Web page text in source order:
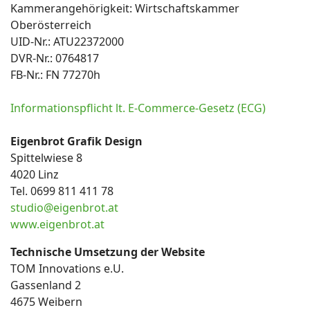
Kammerangehörigkeit: Wirtschaftskammer
Oberösterreich
UID-Nr.: ATU22372000
DVR-Nr.: 0764817
FB-Nr.: FN 77270h
Informationspflicht lt. E-Commerce-Gesetz (ECG)
Eigenbrot Grafik Design
Spittelwiese 8
4020 Linz
Tel. 0699 811 411 78
studio@eigenbrot.at
www.eigenbrot.at
Technische Umsetzung der Website
TOM Innovations e.U.
Gassenland 2
4675 Weibern